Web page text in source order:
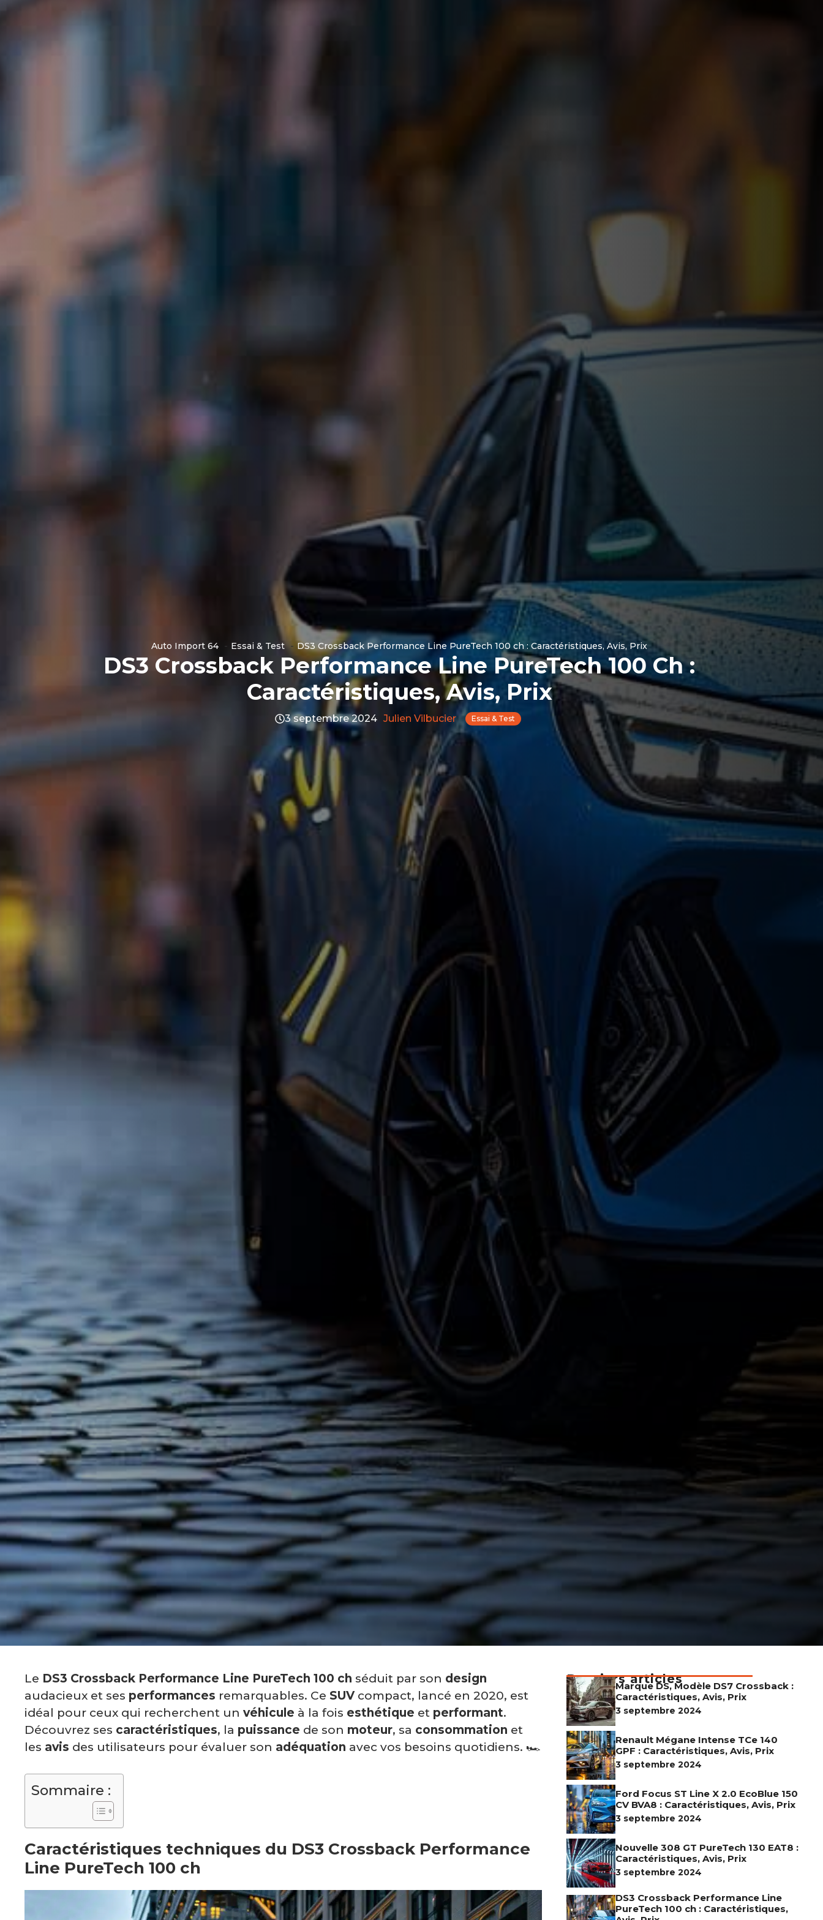
Auto Import 64 Essai & Test DS3 Crossback Performance Line PureTech 100 ch : Caractéristiques, Avis, Prix
DS3 Crossback Performance Line PureTech 100 Ch :
Caractéristiques, Avis, Prix
3 septembre 2024 Julien Vilbucier Essai & Test
Le DS3 Crossback Performance Line PureTech 100 ch séduit par son design
audacieux et ses performances remarquables. Ce SUVcompact, lancé en 2020, est
idéal pour ceux qui recherchent un véhicule à la fois esthétique et performant.
Découvrez ses caractéristiques, la puissance de son moteur, sa consommation et
les avis des utilisateurs pour évaluer son adéquation avec vos besoins quotidiens. 🏎️
Sommaire :
Caractéristiques techniques du DS3 Crossback Performance
Line PureTech 100 ch
Derniers articles
Marque DS, Modèle DS7 Crossback :
Caractéristiques, Avis, Prix
3 septembre 2024
Renault Mégane Intense TCe 140
GPF : Caractéristiques, Avis, Prix
3 septembre 2024
Ford Focus ST Line X 2.0 EcoBlue 150
CV BVA8 : Caractéristiques, Avis, Prix
3 septembre 2024
Nouvelle 308 GT PureTech 130 EAT8 :
Caractéristiques, Avis, Prix
3 septembre 2024
DS3 Crossback Performance Line
PureTech 100 ch : Caractéristiques,